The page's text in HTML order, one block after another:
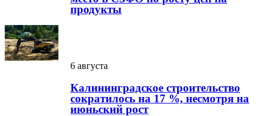
продукты
6 августа
Калининградское строительство
сократилось на 17 %, несмотря на
июньский рост